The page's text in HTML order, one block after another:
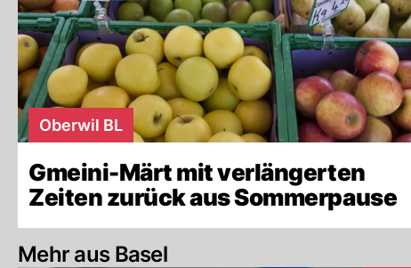
Oberwil BL
Gmeini-Märt mit verlängerten
Zeiten zurück aus Sommerpause
Mehr aus Basel